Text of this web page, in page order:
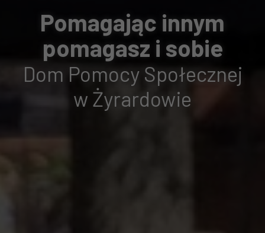
Pomagając innym
pomagasz i sobie
Dom Pomocy Społecznej
w Żyrardowie